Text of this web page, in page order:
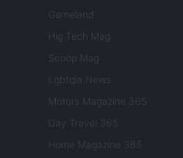
Gameland
Hig Tech Mag
Scoop Mag
Lgbtqia News
Motors Magazine 365
Day Travel 365
Home Magazine 365